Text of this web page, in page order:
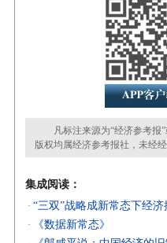
凡标注来源为“经济参考报”
版权均属经济参考报社，未经
集成阅读：
· “三双”战略成新常态下经济
· 《数据新常态》